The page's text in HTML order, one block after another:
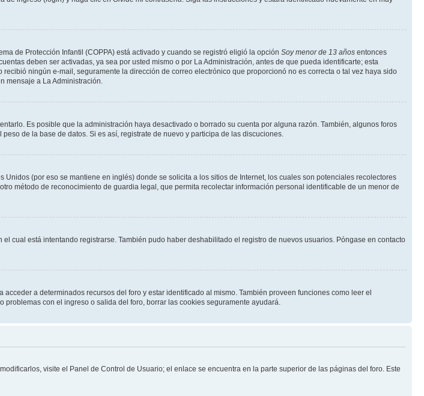
de Protección Infantil (COPPA) está activado y cuando se registró eligió la opción Soy menor de 13 años entonces
deben ser activadas, ya sea por usted mismo o por La Administración, antes de que pueda identificarte; esta
ningún e-mail, seguramente la dirección de correo electrónico que proporcionó no es correcta o tal vez haya sido
mensaje a La Administración.
Es posible que la administración haya desactivado o borrado su cuenta por alguna razón. También, algunos foros
de la base de datos. Si es así, registrate de nuevo y participa de las discuciones.
(por eso se mantiene en inglés) donde se solicita a los sitios de Internet, los cuales son potenciales recolectores
método de reconocimiento de guardia legal, que permita recolectar información personal identificable de un menor de
cual está intentando registrarse. También pudo haber deshabilitado el registro de nuevos usuarios. Póngase en contacto
a determinados recursos del foro y estar identificado al mismo. También proveen funciones como leer el
con el ingreso o salida del foro, borrar las cookies seguramente ayudará.
visite el Panel de Control de Usuario; el enlace se encuentra en la parte superior de las páginas del foro. Este